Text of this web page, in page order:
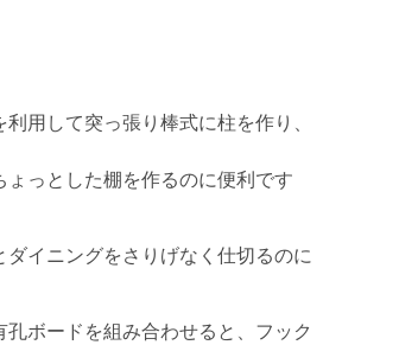
用して突っ張り棒式に柱を作り、
っとした棚を作るのに便利です
イニングをさりげなく仕切るのに
ボードを組み合わせると、フック